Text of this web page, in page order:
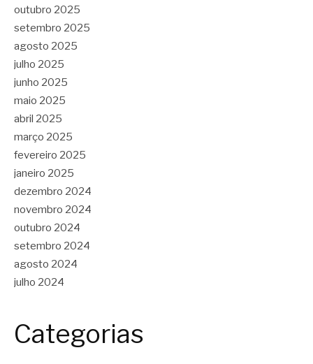
outubro 2025
setembro 2025
agosto 2025
julho 2025
junho 2025
maio 2025
abril 2025
março 2025
fevereiro 2025
janeiro 2025
dezembro 2024
novembro 2024
outubro 2024
setembro 2024
agosto 2024
julho 2024
Categorias